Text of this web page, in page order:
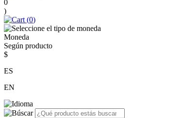
0
)
(0)
Moneda
Según producto
$
ES
EN